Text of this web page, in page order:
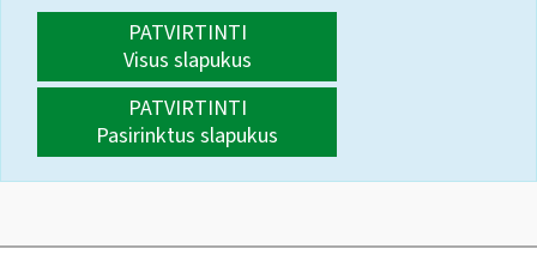
PATVIRTINTI
Visus slapukus
PATVIRTINTI
Pasirinktus slapukus